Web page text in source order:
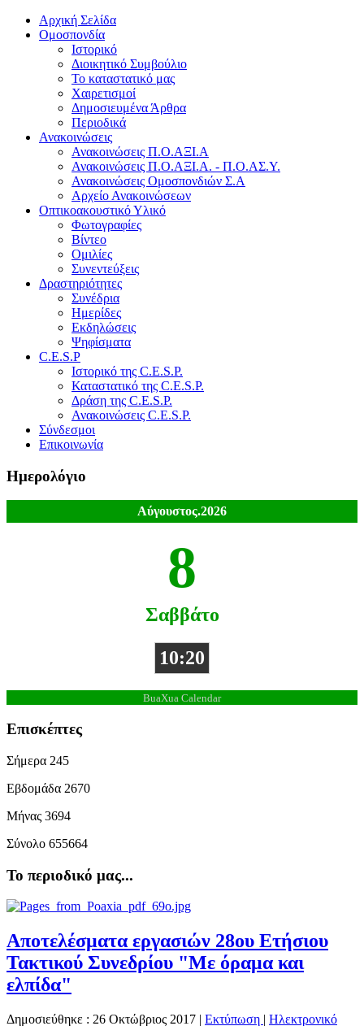
Αρχική Σελίδα
Ομοσπονδία
Ιστορικό
Διοικητικό Συμβούλιο
Το καταστατικό μας
Χαιρετισμοί
Δημοσιευμένα Άρθρα
Περιοδικά
Ανακοινώσεις
Ανακοινώσεις Π.Ο.ΑΞΙ.Α
Ανακοινώσεις Π.Ο.ΑΞΙ.Α. - Π.Ο.ΑΣ.Υ.
Ανακοινώσεις Ομοσπονδιών Σ.Α
Αρχείο Ανακοινώσεων
Οπτικοακουστικό Υλικό
Φωτογραφίες
Βίντεο
Ομιλίες
Συνεντεύξεις
Δραστηριότητες
Συνέδρια
Ημερίδες
Εκδηλώσεις
Ψηφίσματα
C.E.S.P
Ιστορικό της C.E.S.P.
Καταστατικό της C.E.S.P.
Δράση της C.E.S.P.
Ανακοινώσεις C.E.S.P.
Σύνδεσμοι
Επικοινωνία
Ημερολόγιο
Αύγουστος.2026
8
Σαββάτο
10:20
BuaXua Calendar
Επισκέπτες
Σήμερα 245
Εβδομάδα 2670
Μήνας 3694
Σύνολο 655664
Το περιοδικό μας...
Αποτελέσματα εργασιών 28ου Ετήσιου
Τακτικού Συνεδρίου "Με όραμα και
ελπίδα"
Δημοσιεύθηκε : 26 Οκτώβριος 2017 | Εκτύπωση | Ηλεκτρονικό